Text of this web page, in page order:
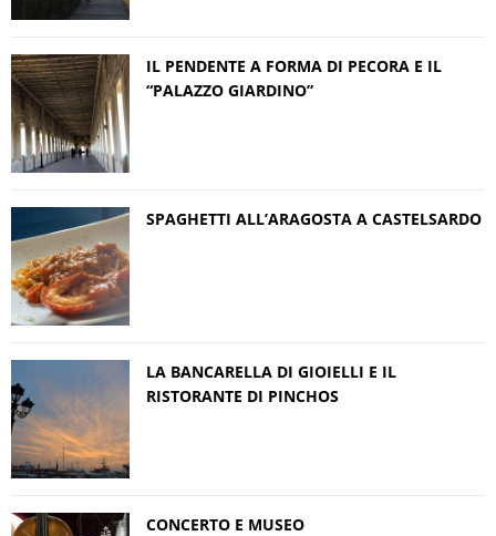
IL PENDENTE A FORMA DI PECORA E IL
“PALAZZO GIARDINO”
SPAGHETTI ALL’ARAGOSTA A CASTELSARDO
LA BANCARELLA DI GIOIELLI E IL
RISTORANTE DI PINCHOS
CONCERTO E MUSEO